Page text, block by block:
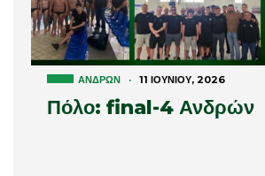
ΑΝΔΡΏΝ · 11 ΙΟΥΝΊΟΥ, 2026
Πόλο: final-4 Ανδρών